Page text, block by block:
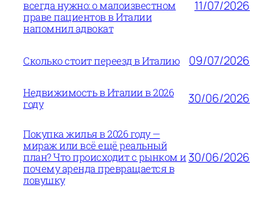
всегда нужно: о малоизвестном
праве пациентов в Италии
напомнил адвокат
11/07/2026
Сколько стоит переезд в Италию 09/07/2026
Недвижимость в Италии в 2026
году
30/06/2026
Покупка жилья в 2026 году —
мираж или всё ещё реальный
план? Что происходит с рынком и
почему аренда превращается в
ловушку
30/06/2026